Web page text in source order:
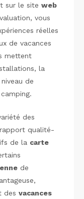
sur le site web
vous
réelles
de vacances
mettent
la
de
des
qualité-
de la carte
de
des vacances